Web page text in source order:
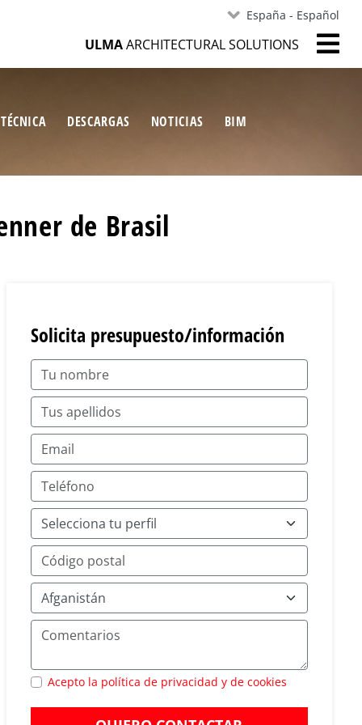
España - Español
ULMAARCHITECTURAL SOLUTIONS
DESCARGAS NOTICIAS
BIM
de Brasil
Solicita presupuesto/información
Acepto la política de privacidad y de cookies